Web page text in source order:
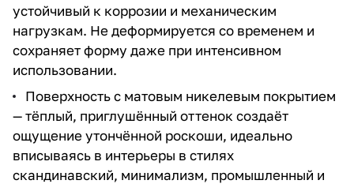
устойчивый к коррозии и механическим
нагрузкам. Не деформируется со временем и
сохраняет форму даже при интенсивном
использовании.
Поверхность с матовым никелевым покрытием
— тёплый, приглушённый оттенок создаёт
ощущение утончённой роскоши, идеально
вписываясь в интерьеры в стилях
скандинавский, минимализм, промышленный и